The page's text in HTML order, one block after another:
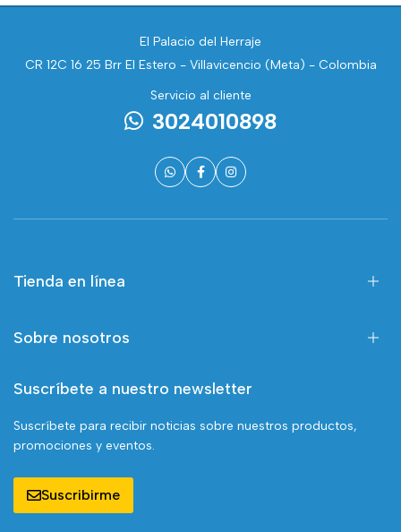
El Palacio del Herraje
CR 12C 16 25 Brr El Estero - Villavicencio (Meta) - Colombia
Servicio al cliente
3024010898
Tienda en línea
Sobre nosotros
Suscríbete a nuestro newsletter
Suscríbete para recibir noticias sobre nuestros productos,
promociones y eventos.
Suscribirme